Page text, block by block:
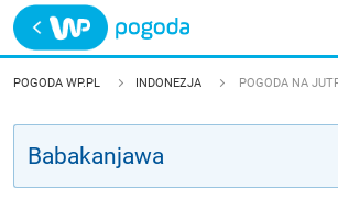
Trwa ładowanie
POLSKA
POGODA WP.PL INDONEZJA POGODA NA